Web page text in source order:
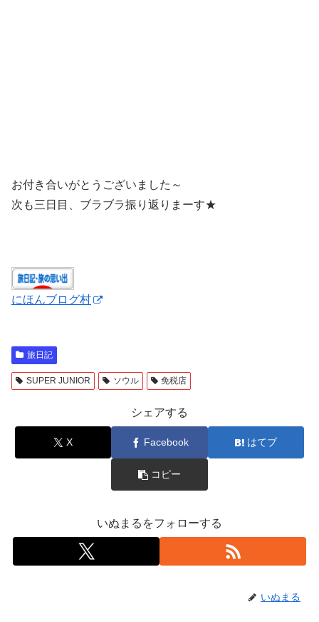
お付き合いがとうございました～
次も三日目、ブラブラ振り返りまーす★
にほんブログ村
旅日記
SUPER JUNIOR ソウル 免税店
シェアする
X Facebook はてブ
コピー
いぬまるをフォローする
いぬまる